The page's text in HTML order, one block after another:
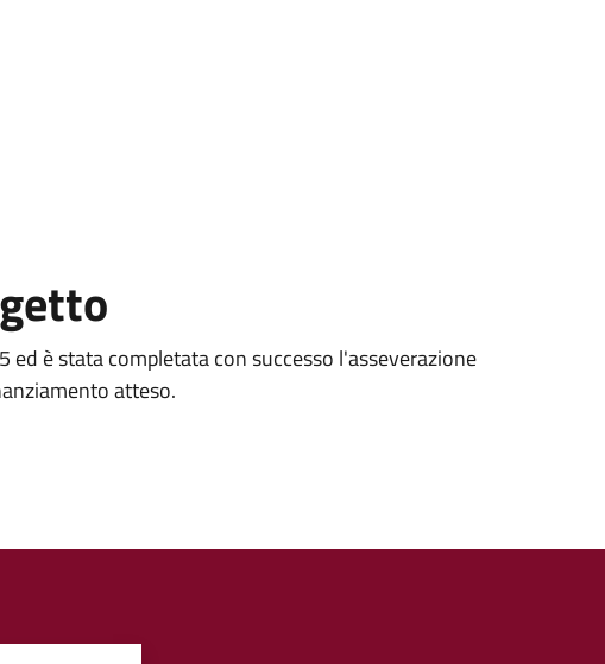
è stata completata con successo l'asseverazione
atteso.